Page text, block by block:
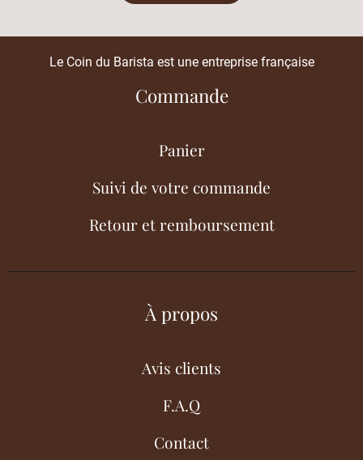
Le Coin du Barista est une entreprise française
Commande
Panier
Suivi de votre commande
Retour et remboursement
À propos
Avis clients
F.A.Q
Contact